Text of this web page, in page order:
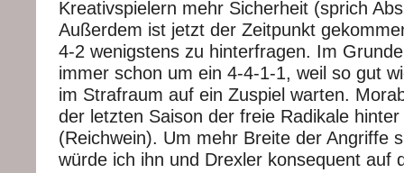
Kreativspielern mehr Sicherheit (sprich
Außerdem ist jetzt der Zeitpunkt
4-2 wenigstens zu hinterfragen. Im
immer schon um ein 4-4-1-1, weil so gut
im Strafraum auf ein Zuspiel warten.
der letzten Saison der freie Radikale
(Reichwein). Um mehr Breite der Angriffe
würde ich ihn und Drexler konsequent auf